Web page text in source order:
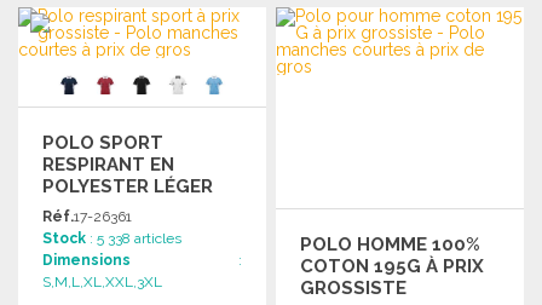
POLO SPORT
RESPIRANT EN
POLYESTER LÉGER
Réf.17-26361
Stock : 5 338 articles
Dimensions :
S,M,L,XL,XXL,3XL
POLO HOMME 100%
COTON 195G À PRIX
GROSSISTE